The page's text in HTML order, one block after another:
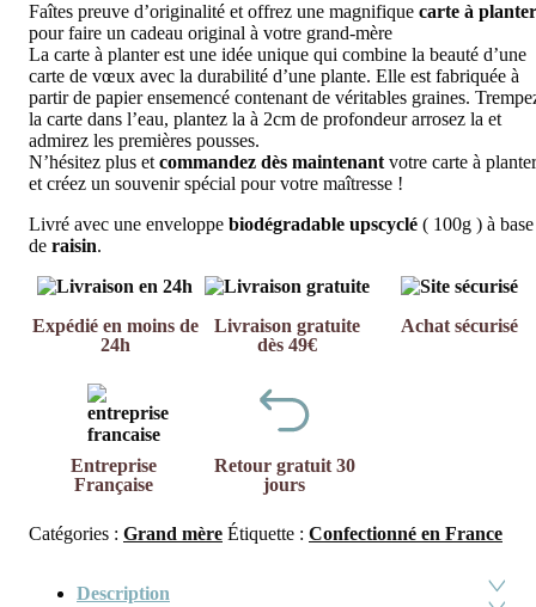
Faîtes preuve d’originalité et offrez une magnifique carte à planter
pour faire un cadeau original à votre grand-mère
La carte à planter est une idée unique qui combine la beauté d’une
carte de vœux avec la durabilité d’une plante. Elle est fabriquée à
partir de papier ensemencé contenant de véritables graines.
la carte dans l’eau, plantez la à 2cm de profondeur arrosez la et
admirez les premières pousses.
N’hésitez plus et commandez dès maintenant votre carte à planter
et créez un souvenir spécial pour votre maîtresse !
Livré avec une enveloppe biodégradable upscyclé ( 100g ) à base
de raisin.
Expédié en moins de
24h
Livraison gratuite
dès 49€
Achat sécurisé
Entreprise
Française
Retour gratuit 30
jours
Catégories : Grand mère Étiquette : Confectionné en France
Description